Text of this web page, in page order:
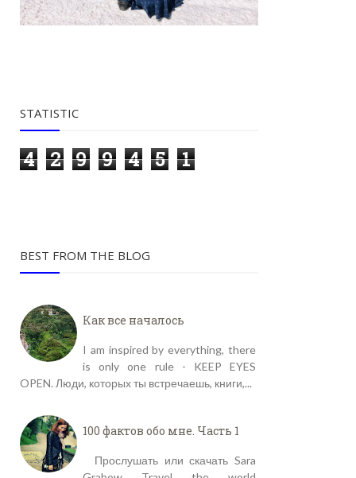
STATISTIC
4 2 9 9 4 5 1
BEST FROM THE BLOG
Как все началось
I am inspired by everything, there
is only one rule - KEEP EYES
OPEN. Люди, которых ты встречаешь, книги,...
100 фактов обо мне. Часть 1
Прослушать или скачать Sara